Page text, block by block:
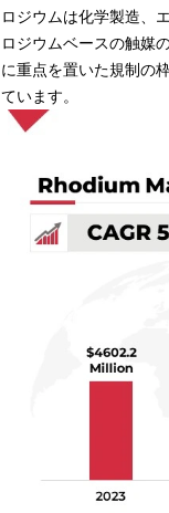
ロジウムは化学製造、
ロジウムベースの触媒
に重点を置いた規制の
ています。